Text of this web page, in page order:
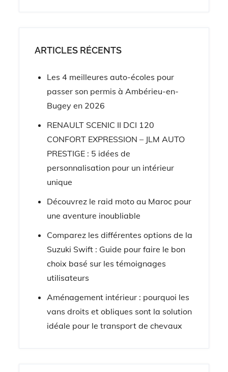
ARTICLES RÉCENTS
Les 4 meilleures auto-écoles pour
passer son permis à Ambérieu-en-
Bugey en 2026
RENAULT SCENIC II DCI 120
CONFORT EXPRESSION – JLM AUTO
PRESTIGE : 5 idées de
personnalisation pour un intérieur
unique
Découvrez le raid moto au Maroc pour
une aventure inoubliable
Comparez les différentes options de la
Suzuki Swift : Guide pour faire le bon
choix basé sur les témoignages
utilisateurs
Aménagement intérieur : pourquoi les
vans droits et obliques sont la solution
idéale pour le transport de chevaux